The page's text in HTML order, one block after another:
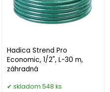
Hadica Strend Pro
Economic, 1/2", L-30 m,
záhradná
skladom 548 ks